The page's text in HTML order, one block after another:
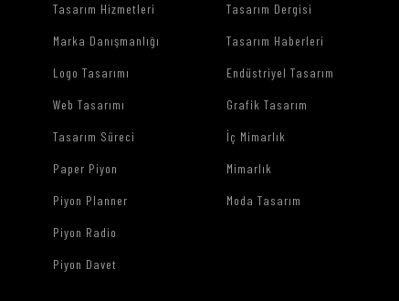
Tasarım Hizmetleri
Marka Danışmanlığı
Logo Tasarımı
Web Tasarımı
Tasarım Süreci
Paper Piyon
Piyon Planner
Piyon Radio
Piyon Davet
Tasarım Dergisi
Tasarım Haberleri
Endüstriyel Tasarım
Grafik Tasarım
İç Mimarlık
Mimarlık
Moda Tasarım